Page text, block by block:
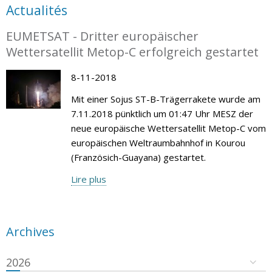
Actualités
EUMETSAT - Dritter europäischer
Wettersatellit Metop-C erfolgreich gestartet
8-11-2018
Mit einer Sojus ST-B-Trägerrakete wurde am
7.11.2018 pünktlich um 01:47 Uhr MESZ der
neue europäische Wettersatellit Metop-C vom
europäischen Weltraumbahnhof in Kourou
(Französich-Guayana) gestartet.
Lire plus
Archives
2026